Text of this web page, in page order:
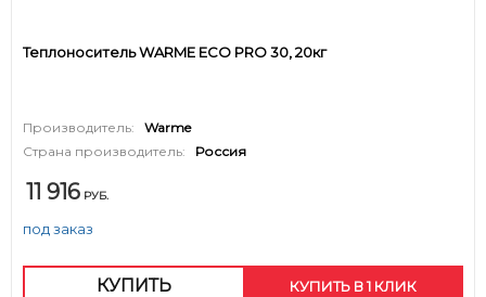
Теплоноситель WARME ECO PRO 30, 20кг
Производитель:
Warme
Страна производитель:
Россия
11 916 РУБ.
под заказ
КУПИТЬ КУПИТЬ В 1 КЛИК